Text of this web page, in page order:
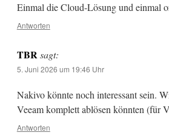
Einmal die Cloud-Lösung und einmal
Antworten
TBR sagt:
5. Juni 2026 um 19:46 Uhr
Nakivo könnte noch interessant sein.
Veeam komplett ablösen könnten (für
Antworten